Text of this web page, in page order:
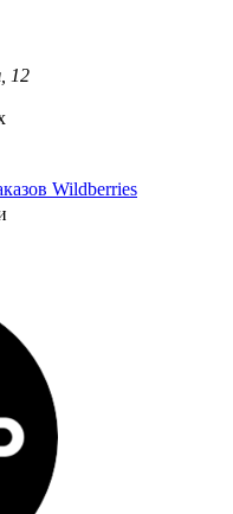
12
Wildberries